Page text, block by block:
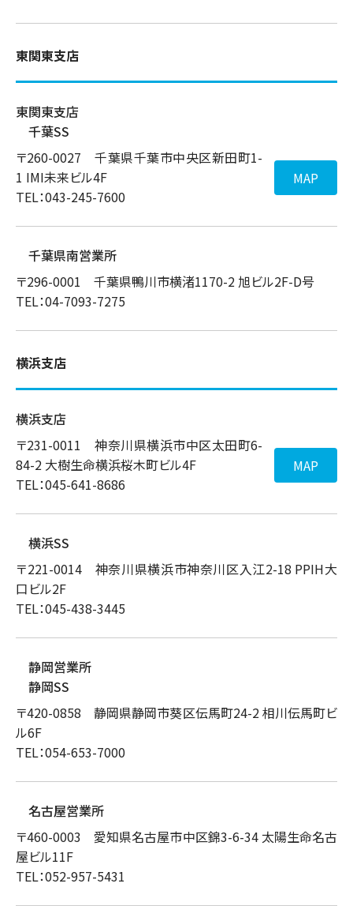
東関東支店
東関東支店
千葉SS
〒260-0027 千葉県千葉市中央区新田町1-
1 IMI未来ビル4F
TEL：043-245-7600
MAP
千葉県南営業所
〒296-0001 千葉県鴨川市横渚1170-2 旭ビル2F-D号
TEL：04-7093-7275
横浜支店
横浜支店
〒231-0011 神奈川県横浜市中区太田町6-
84-2 大樹生命横浜桜木町ビル4F
TEL：045-641-8686
MAP
横浜SS
〒221-0014 神奈川県横浜市神奈川区入江2-18 PPIH大
口ビル2F
TEL：045-438-3445
静岡営業所
静岡SS
〒420-0858 静岡県静岡市葵区伝馬町24-2 相川伝馬町ビ
ル6F
TEL：054-653-7000
名古屋営業所
〒460-0003 愛知県名古屋市中区錦3-6-34 太陽生命名古
屋ビル11F
TEL：052-957-5431